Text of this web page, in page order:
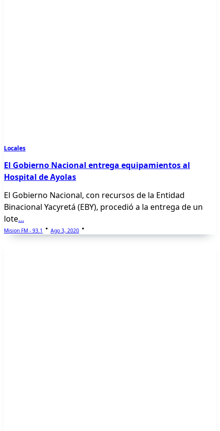
Locales
El Gobierno Nacional entrega equipamientos al
Hospital de Ayolas
El Gobierno Nacional, con recursos de la Entidad
Binacional Yacyretá (EBY), procedió a la entrega de un
lote...
Mision FM - 93.1 Ago 3, 2020